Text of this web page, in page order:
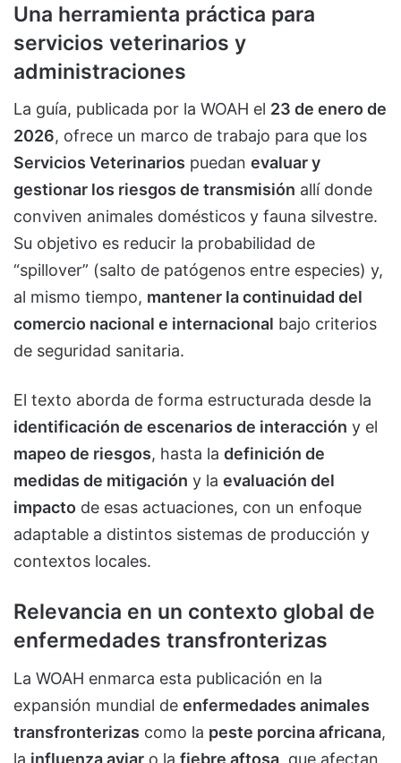
Una herramienta práctica para
servicios veterinarios y
administraciones
La guía, publicada por la WOAH el 23 de enero de
2026, ofrece un marco de trabajo para que los
Servicios Veterinarios puedan evaluar y
gestionar los riesgos de transmisión allí donde
conviven animales domésticos y fauna silvestre.
Su objetivo es reducir la probabilidad de
“spillover” (salto de patógenos entre especies) y,
al mismo tiempo, mantener la continuidad del
comercio nacional e internacional bajo criterios
de seguridad sanitaria.
El texto aborda de forma estructurada desde la
identificación de escenarios de interacción y el
mapeo de riesgos, hasta la definición de
medidas de mitigación y la evaluación del
impacto de esas actuaciones, con un enfoque
adaptable a distintos sistemas de producción y
contextos locales.
Relevancia en un contexto global de
enfermedades transfronterizas
La WOAH enmarca esta publicación en la
expansión mundial de enfermedades animales
transfronterizas como la peste porcina africana,
la influenza aviar o la fiebre aftosa, que afectan